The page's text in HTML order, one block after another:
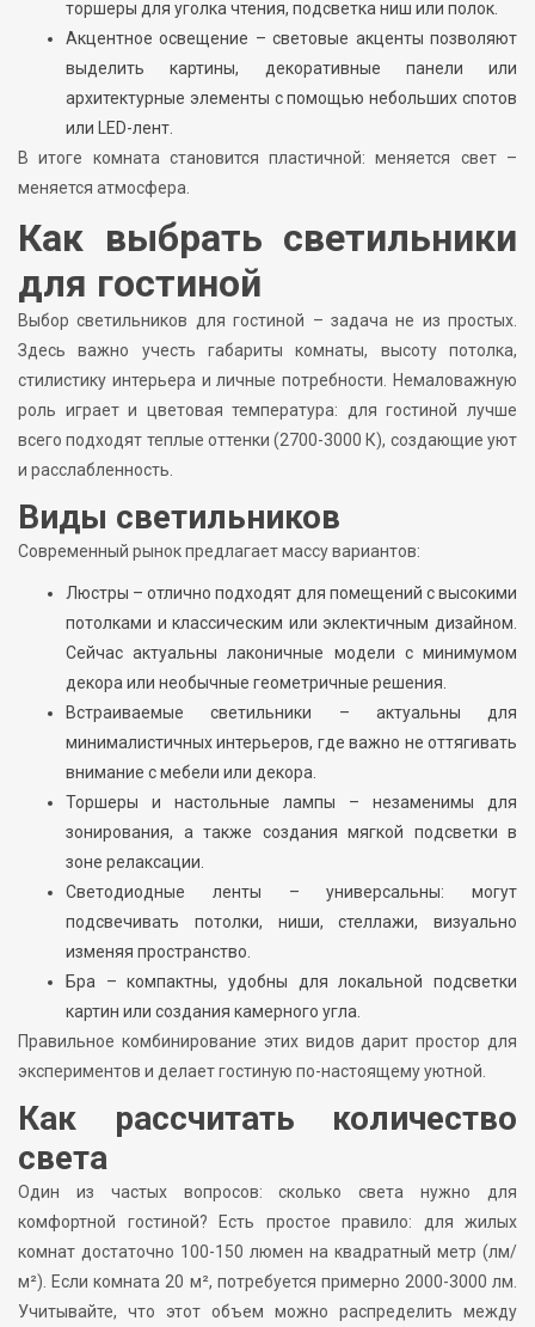
торшеры для уголка чтения, подсветка ниш или полок.
Акцентное освещение – световые акценты позволяют
выделить картины, декоративные панели или
архитектурные элементы с помощью небольших спотов
или LED-лент.
В итоге комната становится пластичной: меняется свет –
меняется атмосфера.
Как выбрать светильники
для гостиной
Выбор светильников для гостиной – задача не из простых.
Здесь важно учесть габариты комнаты, высоту потолка,
стилистику интерьера и личные потребности. Немаловажную
роль играет и цветовая температура: для гостиной лучше
всего подходят теплые оттенки (2700-3000 К), создающие уют
и расслабленность.
Виды светильников
Современный рынок предлагает массу вариантов:
Люстры – отлично подходят для помещений с высокими
потолками и классическим или эклектичным дизайном.
Сейчас актуальны лаконичные модели с минимумом
декора или необычные геометричные решения.
Встраиваемые светильники – актуальны для
минималистичных интерьеров, где важно не оттягивать
внимание с мебели или декора.
Торшеры и настольные лампы – незаменимы для
зонирования, а также создания мягкой подсветки в
зоне релаксации.
Светодиодные ленты – универсальны: могут
подсвечивать потолки, ниши, стеллажи, визуально
изменяя пространство.
Бра – компактны, удобны для локальной подсветки
картин или создания камерного угла.
Правильное комбинирование этих видов дарит простор для
экспериментов и делает гостиную по-настоящему уютной.
Как рассчитать количество
света
Один из частых вопросов: сколько света нужно для
комфортной гостиной? Есть простое правило: для жилых
комнат достаточно 100-150 люмен на квадратный метр (лм/
м²). Если комната 20 м², потребуется примерно 2000-3000 лм.
Учитывайте, что этот объем можно распределить между